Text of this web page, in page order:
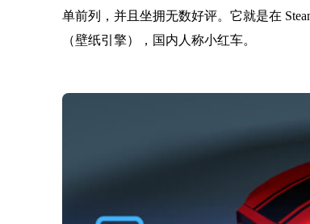
单前列，并且坐拥无数好评。它就是在
（壁纸引擎），国内人称小红车。